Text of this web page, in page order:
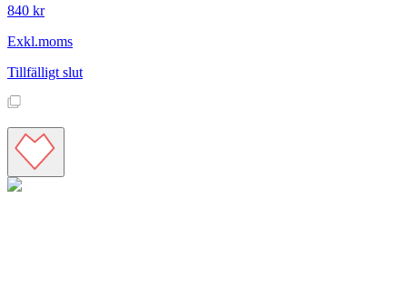
840 kr
Exkl.moms
Tillfälligt slut